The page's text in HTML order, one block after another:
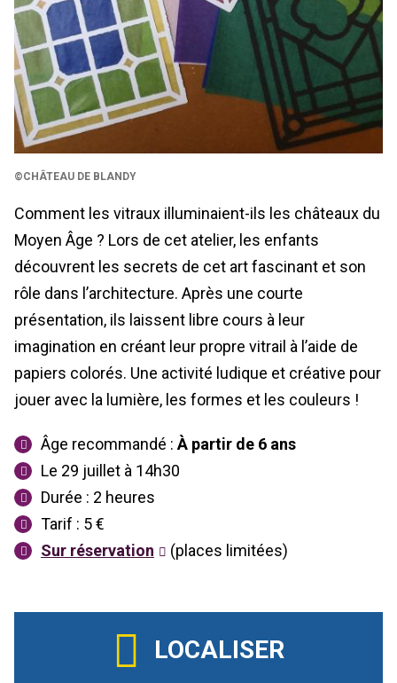
©CHÂTEAU DE BLANDY
Comment les vitraux illuminaient-ils les châteaux du
Moyen Âge ? Lors de cet atelier, les enfants
découvrent les secrets de cet art fascinant et son
rôle dans l’architecture. Après une courte
présentation, ils laissent libre cours à leur
imagination en créant leur propre vitrail à l’aide de
papiers colorés. Une activité ludique et créative pour
jouer avec la lumière, les formes et les couleurs !
Âge recommandé : À partir de 6 ans
Le 29 juillet à 14h30
Durée : 2 heures
Tarif : 5 €
Sur réservation
(places limitées)
LOCALISER